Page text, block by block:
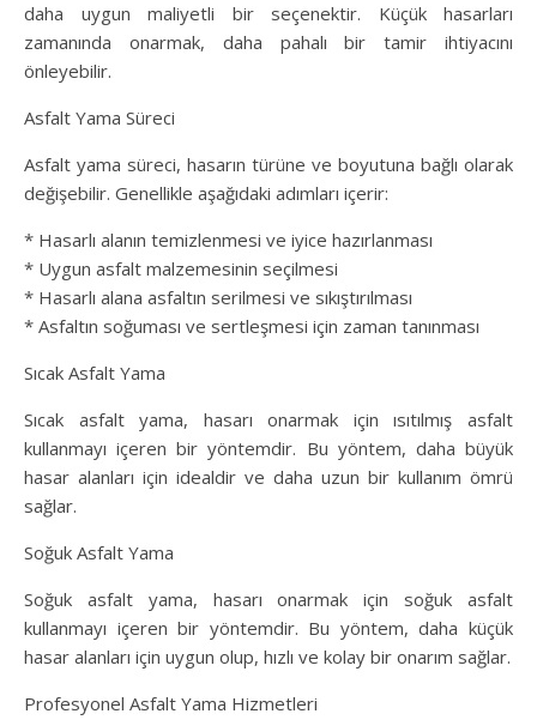
daha uygun maliyetli bir seçenektir. Küçük hasarları
zamanında onarmak, daha pahalı bir tamir ihtiyacını
önleyebilir.
Asfalt Yama Süreci
Asfalt yama süreci, hasarın türüne ve boyutuna bağlı olarak
değişebilir. Genellikle aşağıdaki adımları içerir:
* Hasarlı alanın temizlenmesi ve iyice hazırlanması
* Uygun asfalt malzemesinin seçilmesi
* Hasarlı alana asfaltın serilmesi ve sıkıştırılması
* Asfaltın soğuması ve sertleşmesi için zaman tanınması
Sıcak Asfalt Yama
Sıcak asfalt yama, hasarı onarmak için ısıtılmış asfalt
kullanmayı içeren bir yöntemdir. Bu yöntem, daha büyük
hasar alanları için idealdir ve daha uzun bir kullanım ömrü
sağlar.
Soğuk Asfalt Yama
Soğuk asfalt yama, hasarı onarmak için soğuk asfalt
kullanmayı içeren bir yöntemdir. Bu yöntem, daha küçük
hasar alanları için uygun olup, hızlı ve kolay bir onarım sağlar.
Profesyonel Asfalt Yama Hizmetleri